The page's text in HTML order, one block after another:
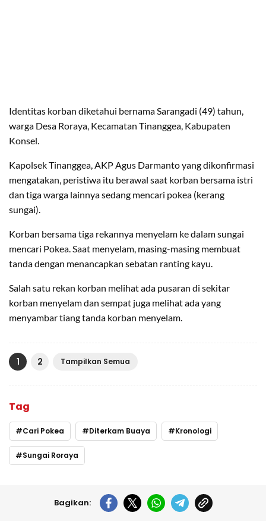
Identitas korban diketahui bernama Sarangadi (49) tahun,
warga Desa Roraya, Kecamatan Tinanggea, Kabupaten
Konsel.
Kapolsek Tinanggea, AKP Agus Darmanto yang dikonfirmasi
mengatakan, peristiwa itu berawal saat korban bersama istri
dan tiga warga lainnya sedang mencari pokea (kerang
sungai).
Korban bersama tiga rekannya menyelam ke dalam sungai
mencari Pokea. Saat menyelam, masing-masing membuat
tanda dengan menancapkan sebatan ranting kayu.
Salah satu rekan korban melihat ada pusaran di sekitar
korban menyelam dan sempat juga melihat ada yang
menyambar tiang tanda korban menyelam.
1 2 Tampilkan Semua
Tag
Cari Pokea Diterkam Buaya Kronologi
Sungai Roraya
Bagikan: